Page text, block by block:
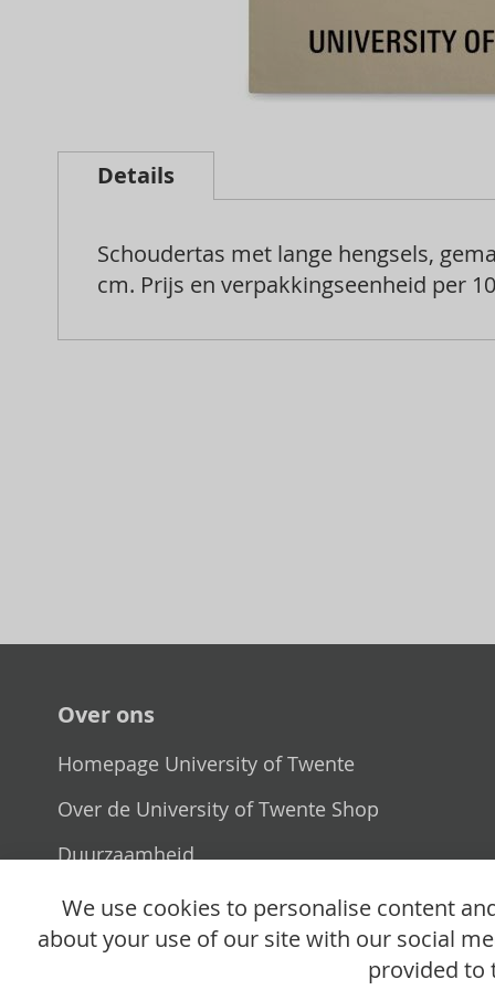
Details
Schoudertas met lange hengsels,
cm. Prijs en verpakkingseenheid per
Over ons
Homepage University of Twente
Over de University of Twente Shop
Duurzaamheid
Verkooppunt
We use cookies to personalise content
about your use of our site with our social
provided to